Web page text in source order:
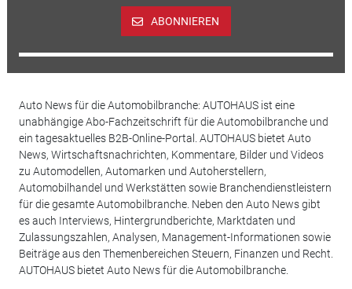
ABONNIEREN
Auto News für die Automobilbranche: AUTOHAUS ist eine
unabhängige Abo-Fachzeitschrift für die Automobilbranche und
ein tagesaktuelles B2B-Online-Portal. AUTOHAUS bietet Auto
News, Wirtschaftsnachrichten, Kommentare, Bilder und Videos
zu Automodellen, Automarken und Autoherstellern,
Automobilhandel und Werkstätten sowie Branchendienstleistern
für die gesamte Automobilbranche. Neben den Auto News gibt
es auch Interviews, Hintergrundberichte, Marktdaten und
Zulassungszahlen, Analysen, Management-Informationen sowie
Beiträge aus den Themenbereichen Steuern, Finanzen und Recht.
AUTOHAUS bietet Auto News für die Automobilbranche.